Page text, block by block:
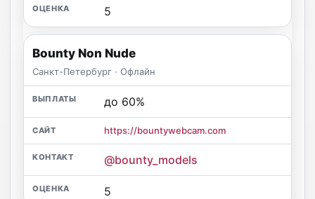
5
Bounty Non Nude
Санкт-Петербург · Офлайн
до 60%
https://bountywebcam.com
@bounty_models
5